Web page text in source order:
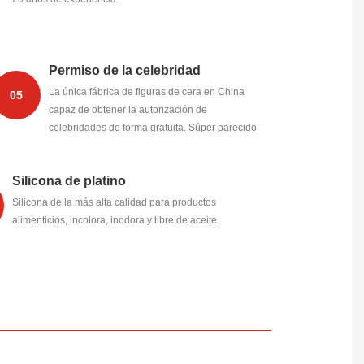
05
Permiso de la celebridad
La única fábrica de figuras de cera en China
capaz de obtener la autorización de
celebridades de forma gratuita. Súper parecido
Silicona de platino
Silicona de la más alta calidad para productos
alimenticios, incolora, inodora y libre de aceite.